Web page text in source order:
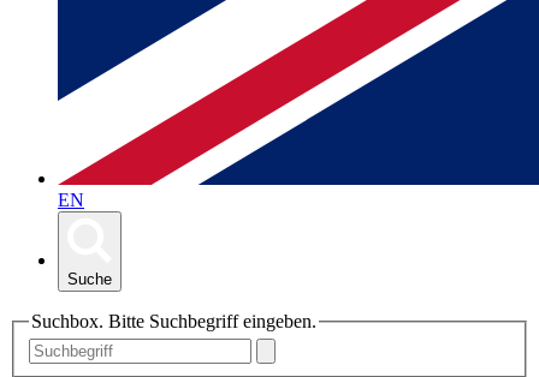
EN
Suche
Suchbox. Bitte Suchbegriff eingeben.